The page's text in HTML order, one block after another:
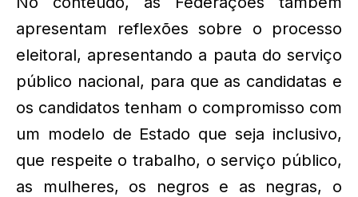
apresentam reflexões sobre o processo
eleitoral, apresentando a pauta do serviço
público nacional, para que as candidatas e
os candidatos tenham o compromisso com
um modelo de Estado que seja inclusivo,
que respeite o trabalho, o serviço público,
as mulheres, os negros e as negras, o